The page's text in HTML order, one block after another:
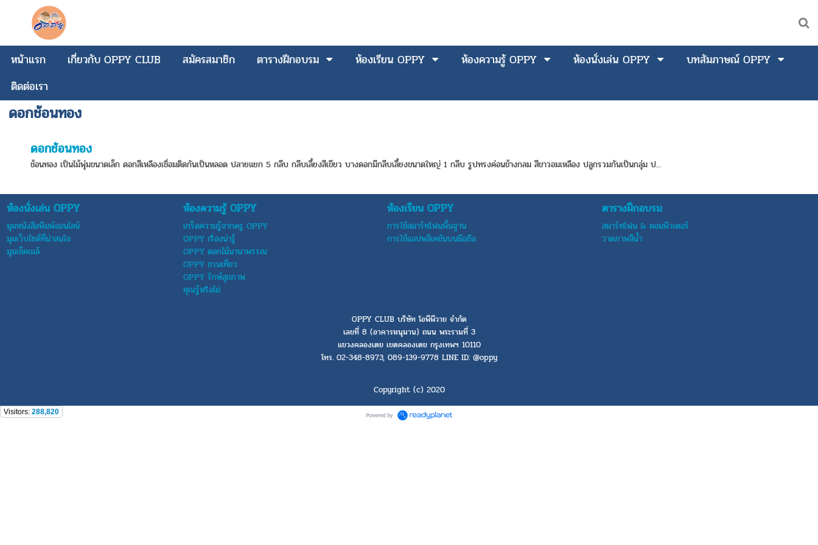
หน้าแรก เกี่ยวกับ OPPY CLUB สมัครสมาชิก ตารางฝึกอบรม ห้องเรียน OPPY ห้องความรู้ OPPY ห้องนั่งเล่น OPPY
บทสัมภาษณ์ OPPY
ติดต่อเรา
ดอกช้อนทอง
ดอกช้อนทอง
ช้อนทอง เป็นไม้พุ่มขนาดเล็ก ดอกสีเหลืองเชื่อมติดกันเป็นหลอด ปลายแยก 5 กลีบ กลีบเลี้ยงสีเขียว บางดอกมีกลีบเลี้ยงขนาดใหญ่ 1 กลีบ รูปทรงค่อนข้างกลม สีขาวอมเหลือง ปลูกรวมกันเป็นกลุ่ม ป...
ห้องนั่งเล่น OPPY
มุมหนังสือพิมพ์ออนไลน์
มุมเว็บไซต์ที่น่าสนใจ
มุมเช็คเมล์
ห้องความรู้ OPPY
เกร็ดความรู้จากครู OPPY
OPPY เรื่องน่ารู้
OPPY ดอกไม้นานาพรรณ
OPPY ชวนเที่ยว
OPPY รักษ์สุขภาพ
คุณรู้หรือไม่
ห้องเรียน OPPY
การใช้สมาร์ทโฟนพื้นฐาน
การใช้แอปพลิเคชันบนมือถือ
ตารางฝึกอบรม
สมาร์ทโฟน & คอมพิวเตอร์
วาดภาพสีน้ำ
OPPY CLUB บริษัท โอพีพีวาย จำกัด
เลขที่ 8 (อาคารหนุมาน) ถนน พระรามที่ 3
แขวงคลองเตย เขตคลองเตย กรุงเทพฯ 10110
โทร. 02-348-8973, 089-139-9778 LINE ID: @oppy
Copyright (c) 2020
Visitors: 288,820